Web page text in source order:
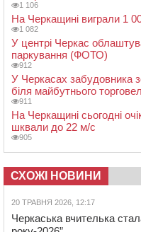
1 106
На Черкащині виграли 1
1 082
У центрі Черкас
паркування (ФОТО)
912
У Черкасах забудовника
біля майбутнього
911
На Черкащині сьогодні
шквали до 22 м/с
905
СХОЖІ НОВИНИ
20 ТРАВНЯ 2026, 12:17
Черкаська вчителька